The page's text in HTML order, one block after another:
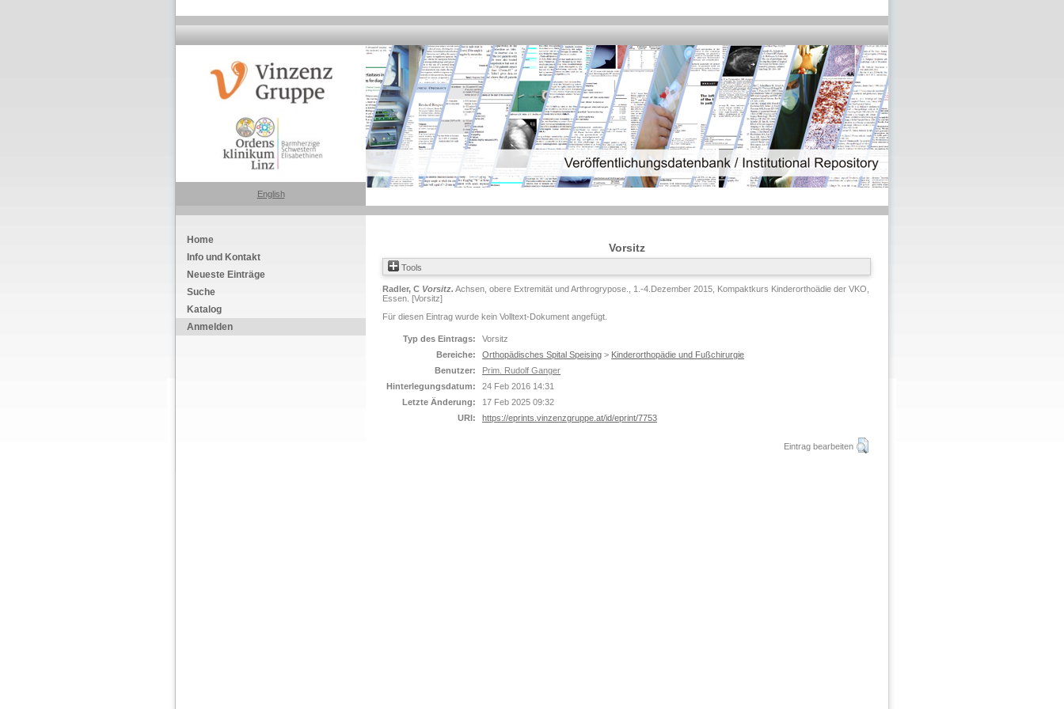
English
Home
Info und Kontakt
Neueste Einträge
Suche
Katalog
Anmelden
Vorsitz
Tools
Radler, C Vorsitz. Achsen, obere Extremität und Arthrogrypose., 1.-4.Dezember 2015, Kompaktkurs Kinderorthoädie der VKO,
Essen. [Vorsitz]
Für diesen Eintrag wurde kein Volltext-Dokument angefügt.
Typ des Eintrags:
Vorsitz
Bereiche:
Orthopädisches Spital Speising > Kinderorthopädie und Fußchirurgie
Benutzer:
Prim. Rudolf Ganger
Hinterlegungsdatum:
24 Feb 2016 14:31
Letzte Änderung:
17 Feb 2025 09:32
URI:
https://eprints.vinzenzgruppe.at/id/eprint/7753
Eintrag bearbeiten